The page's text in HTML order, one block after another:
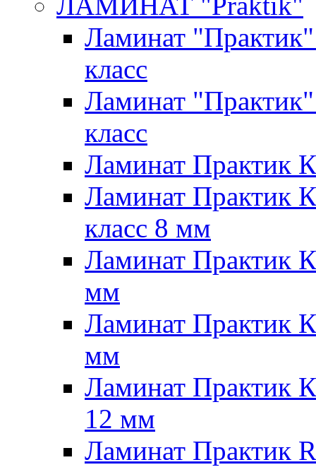
Ламинат
класс
Ламинат
класс
Ламинат Практик
Ламинат Практик
класс 8 мм
Ламинат Практик
мм
Ламинат Практик
мм
Ламинат Практик
12 мм
Ламинат Практик